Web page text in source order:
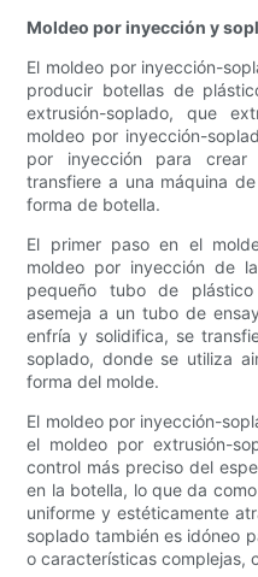
Moldeo por inyección y
El moldeo por inyección-
producir botellas de
extrusión-soplado, que
moldeo por inyección-
por inyección para
transfiere a una máquina
forma de botella.
El primer paso en el
moldeo por inyección de
pequeño tubo de
asemeja a un tubo de
enfría y solidifica, se
soplado, donde se utiliza
forma del molde.
El moldeo por inyección-
el moldeo por extrusión-
control más preciso del
en la botella, lo que da
uniforme y estéticamente
soplado también es idóneo
o características complejas,